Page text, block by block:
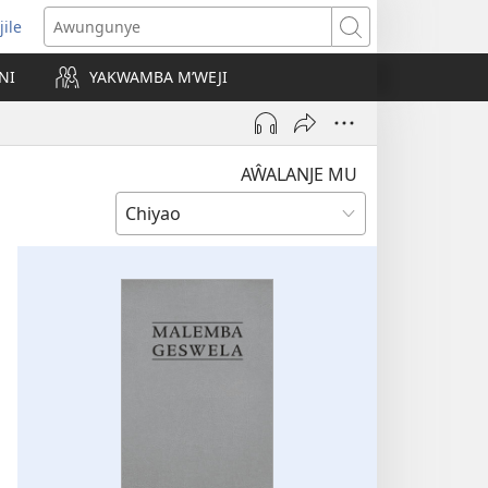
Awungunye
YAKWAMBA M’WEJI
AŴALANJE MU